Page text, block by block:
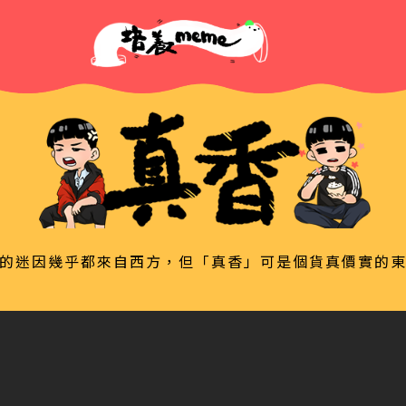
迷因幾乎都來自西方，但「真香」可是個貨真價實的